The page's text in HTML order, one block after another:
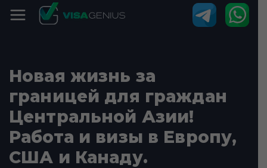
Новая жизнь за
границей для граждан
Центральной Азии!
Работа и визы в Европу,
США и Канаду.